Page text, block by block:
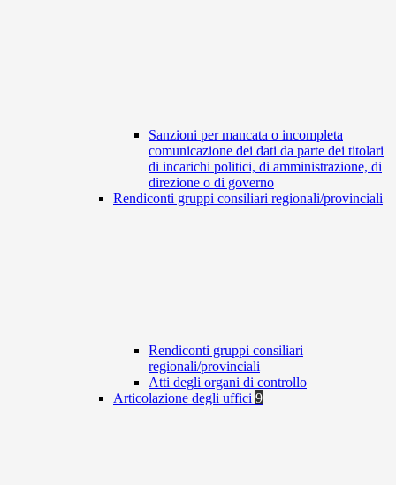
Sanzioni per mancata o incompleta
comunicazione dei dati da parte dei titolari
di incarichi politici, di amministrazione, di
direzione o di governo
Rendiconti gruppi consiliari regionali/provinciali
Rendiconti gruppi consiliari
regionali/provinciali
Atti degli organi di controllo
Articolazione degli uffici 9